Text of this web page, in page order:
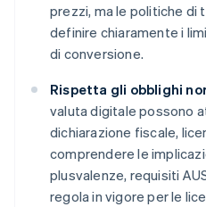
prezzi, ma le politiche di
definire chiaramente i
di conversione.
Rispetta gli obblighi
valuta digitale possono
dichiarazione fiscale,
comprendere le
plusvalenze, requisiti
regola in vigore per le